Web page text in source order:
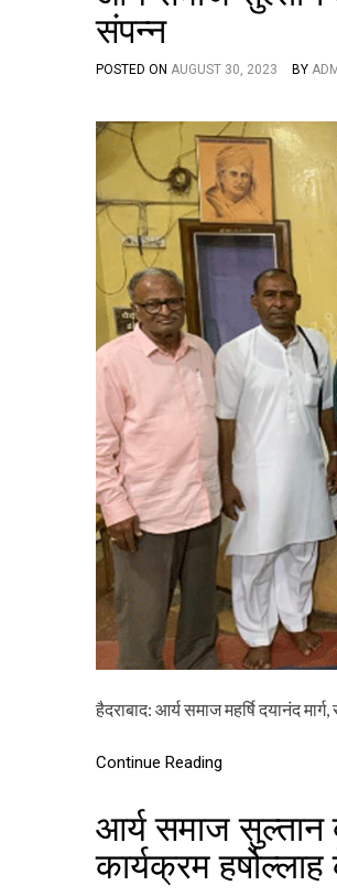
संपन्न
POSTED ON AUGUST 30, 2023 BY
हैदराबाद: आर्य समाज महर्षि दयानंद
Continue Reading
आर्य समाज सुल्तान
कार्यक्रम